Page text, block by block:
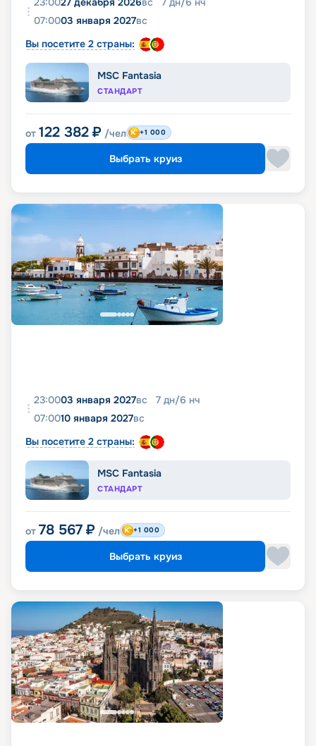
07:0003 января 2027вс
Вы посетите 2 страны:
MSC Fantasia
СТАНДАРТ
от 122 382 ₽ /чел +1 000
Выбрать круиз
23:0003 января 2027вс 7 дн/6 нч
07:0010 января 2027вс
Вы посетите 2 страны:
MSC Fantasia
СТАНДАРТ
от 78 567 ₽ /чел +1 000
Выбрать круиз